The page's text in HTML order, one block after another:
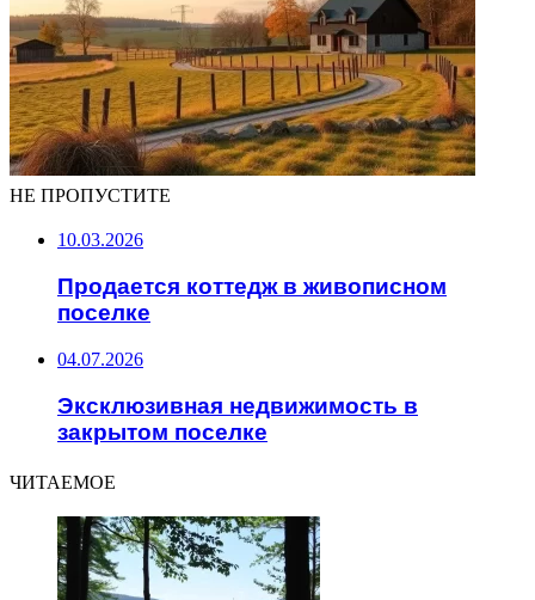
НЕ ПРОПУСТИТЕ
10.03.2026
Продается коттедж в живописном
поселке
04.07.2026
Эксклюзивная недвижимость в
закрытом поселке
ЧИТАЕМОЕ